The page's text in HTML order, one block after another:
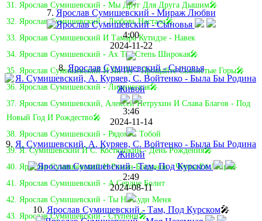
31. Ярослав Сумишевский - Мы Друг Для Друга Дышим🎤
32. Ярослав Сумишевский - Любовь Настала🎤
33. Ярослав Сумишевский И Тамара Кутидзе - Навек
34. Ярослав Сумишевский - Ах Ты, Степь Широкая🎤
35. Ярослав Сумишевский И Ян Пу - Прощайте Скалистые Горы🎤
36. Ярослав Сумишевский - Лирическая🎤
37. Ярослав Сумишевский, Алексей Петрухин И Слава Благов - Под
Новый Год И Рождество🎤
38. Ярослав Сумишевский - Рядом С Тобой
39. Я. Сумишевский И С. Костюшкин - День Рождения🎤
40. Ярослав Сумишевский И Роман Богданов - Черты Её Лица🎤
41. Ярослав Сумишевский - А Сердце Болит
42. Ярослав Сумишевский - Ты Не Суди Меня
43. Ярослав Сумишевский - Ступени🎤
7.Ярослав Сумишевский - Мираж Любви
4:00
2024-11-22
8.Ярослав Сумишевский - Сыновья
3:46
2024-11-14
9. Я. Сумишевский, А. Куряев, С. Войтенко - Была Бы Родина
Живой
2:49
2024-08-11
10. Ярослав Сумишевский - Там, Под Курском🎤